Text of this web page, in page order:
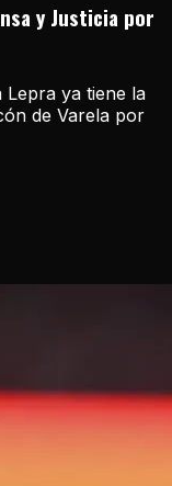
y Justicia por
Lepra ya tiene la
de Varela por